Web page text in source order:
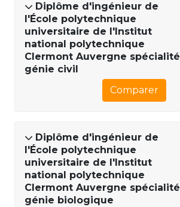
Diplôme d'ingénieur de
l'École polytechnique
universitaire de l'Institut
national polytechnique
Clermont Auvergne spécialité
génie civil
Comparer
Diplôme d'ingénieur de
l'École polytechnique
universitaire de l'Institut
national polytechnique
Clermont Auvergne spécialité
génie biologique